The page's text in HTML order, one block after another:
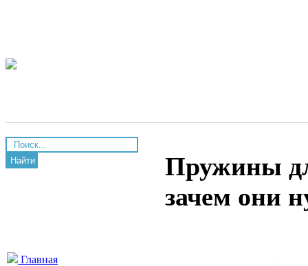
Найти
Главная
Пружины
зачем они